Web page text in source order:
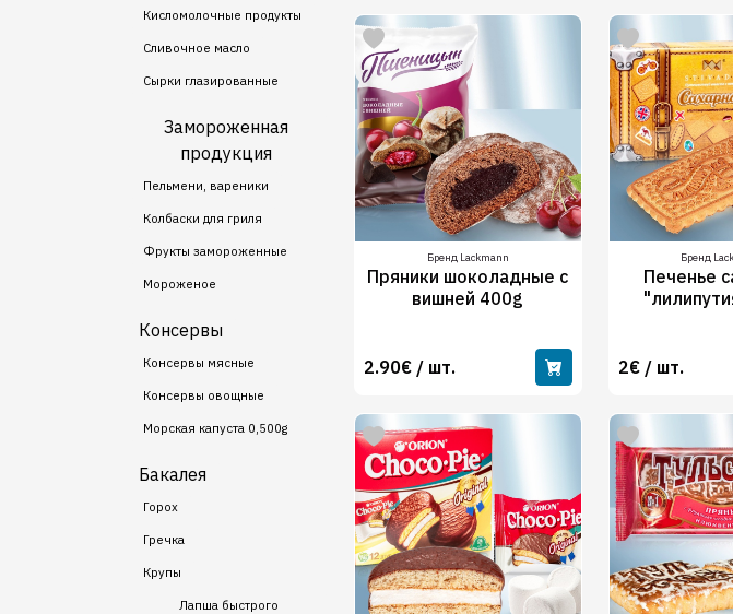
Кисломолочные продукты
Сливочное масло
Сырки глазированные
Замороженная
продукция
Пельмени, вареники
Колбаски для гриля
Фрукты замороженные
Мороженое
Консервы
Консервы мясные
Консервы овощные
Морская капуста 0,500g
Бакалея
Горох
Гречка
Крупы
Лапша быстрого
Бренд Lackmann
Пряники шоколадные с
вишней 400g
2.90€ / шт.
Бренд
Печенье
2€ / шт.